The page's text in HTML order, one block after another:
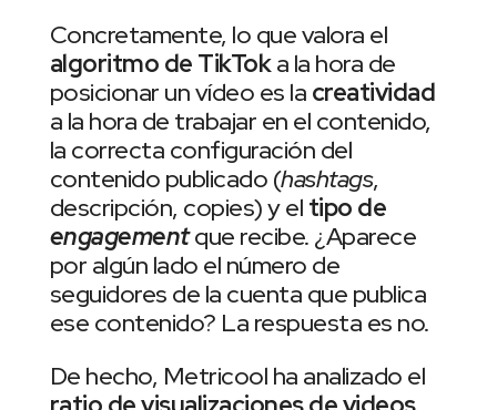
Concretamente, lo que valora el
algoritmo de TikToka la hora de
posicionar un vídeo es la creatividad
a la hora de trabajar en el contenido,
la correcta configuración del
contenido publicado (hashtags,
descripción, copies) y el tipo de
engagementque recibe. ¿Aparece
por algún lado el número de
seguidores de la cuenta que publica
ese contenido? La respuesta es no.
De hecho, Metricool ha analizado el